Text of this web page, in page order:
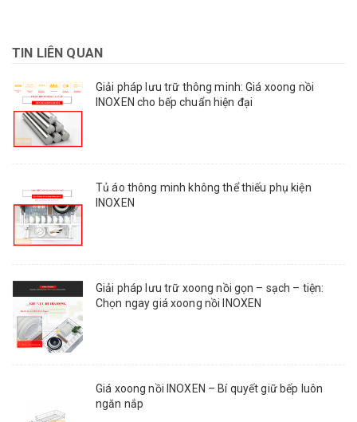
TIN LIÊN QUAN
Giải pháp lưu trữ thông minh: Giá xoong nồi
INOXEN cho bếp chuẩn hiện đại
Tủ áo thông minh không thể thiếu phụ kiện
INOXEN
Giải pháp lưu trữ xoong nồi gọn – sạch – tiện:
Chọn ngay giá xoong nồi INOXEN
Giá xoong nồi INOXEN – Bí quyết giữ bếp luôn
ngăn nắp